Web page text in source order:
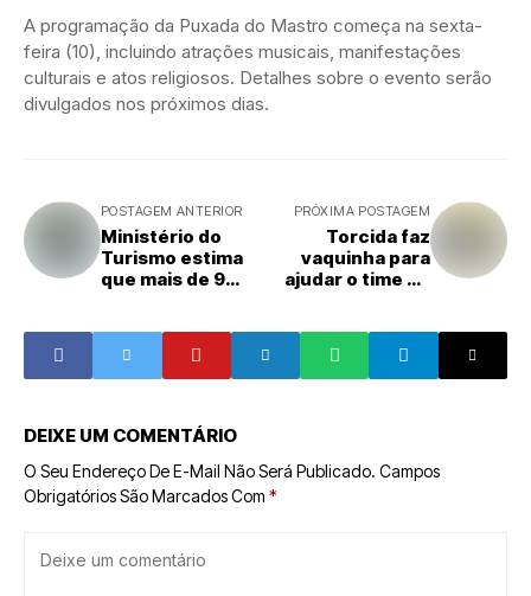
A programação da Puxada do Mastro começa na sexta-
feira (10), incluindo atrações musicais, manifestações
culturais e atos religiosos. Detalhes sobre o evento serão
divulgados nos próximos dias.
POSTAGEM ANTERIOR
Ministério do
Turismo estima
que mais de 9
Bahia durante a
alta estação
PRÓXIMA POSTAGEM
Torcida faz
vaquinha para
ajudar o time do
DEIXE UM COMENTÁRIO
O Seu Endereço De E-Mail Não Será Publicado. Campos
Obrigatórios São Marcados Com *